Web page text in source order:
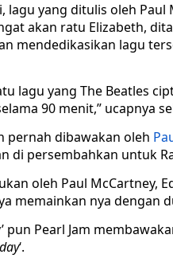
lagu yang ditulis oleh
akan ratu Elizabeth,
mendedikasikan lagu
lagu yang The Beatles
90 menit,” ucapnya
pernah dibawakan oleh
di persembahkan untuk
oleh Paul McCartney,
memainkan nya dengan
pun Pearl Jam
‘.